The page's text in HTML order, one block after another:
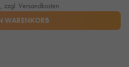
zzgl. Versandkosten
WARENKORB